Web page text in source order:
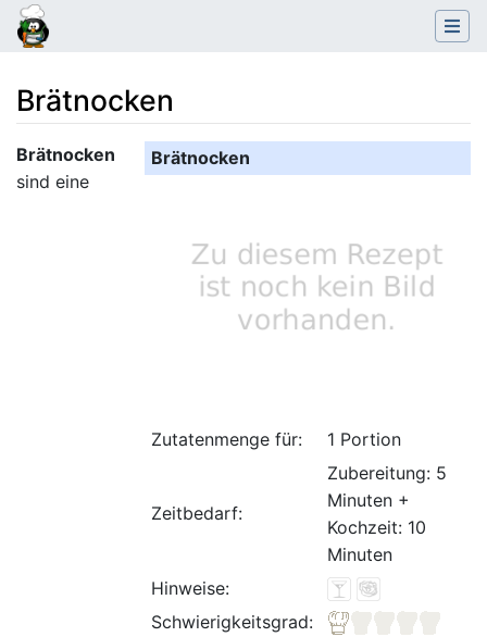
Brätnocken
Wechseln zu: Navigation,Suche
Brätnocken
Zutatenmenge für: 1 Portion
Zeitbedarf:
Zubereitung: 5
Minuten +
Kochzeit: 10
Minuten
Hinweise:
Schwierigkeitsgrad:
Brätnocken
sind eine